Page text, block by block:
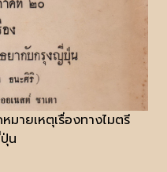
ายเหตุเรื่องทางไมตรี
น